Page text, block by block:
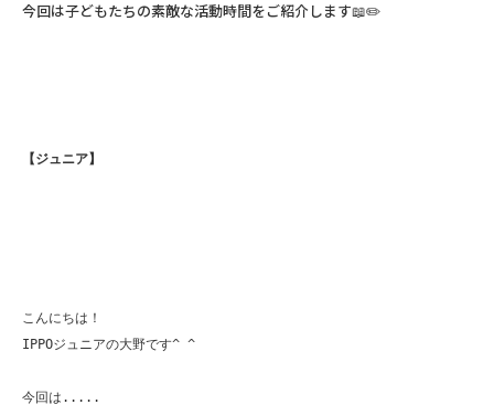
今回は子どもたちの素敵な活動時間をご紹介します📖✏️
【ジュニア】
こんにちは！
IPPOジュニアの大野です^ ^
今回は.....